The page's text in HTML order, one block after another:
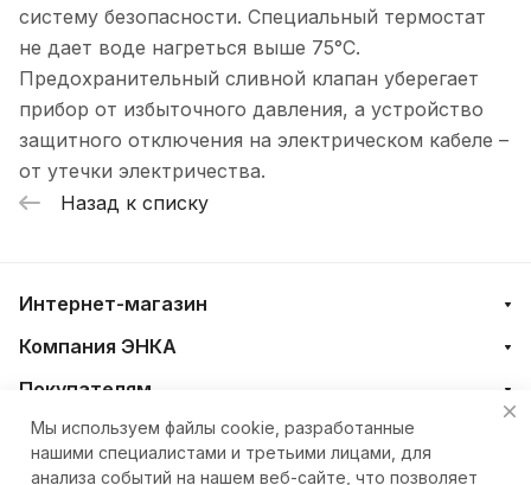
систему безопасности. Специальный термостат
не дает воде нагреться выше 75°C.
Предохранительный сливной клапан уберегает
прибор от избыточного давления, а устройство
защитного отключения на электрическом кабеле –
от утечки электричества.
Назад к списку
Интернет-магазин
Компания ЭНКА
Покупателям
+7 (4212) 23-33-33
Мы используем файлы cookie, разработанные
нашими специалистами и третьими лицами, для
анализа событий на нашем веб-сайте, что позволяет